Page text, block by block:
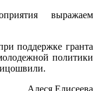
выражаем
поддержке гранта
политики